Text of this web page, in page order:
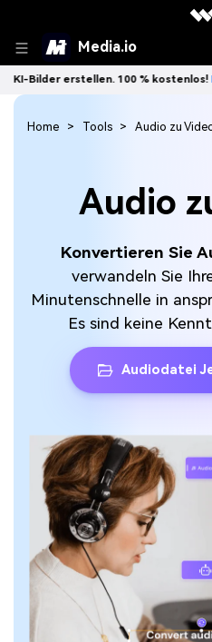
Media.io
erstellen. 100 % kostenlos!
Audio
Konvertieren Sie
verwandeln Sie
Minutenschnelle in
Es sind keine
Audiodatei
Home Tools Audio zu